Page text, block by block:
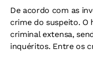
De acordo com as
crime do suspeito. O
criminal extensa,
inquéritos. Entre os